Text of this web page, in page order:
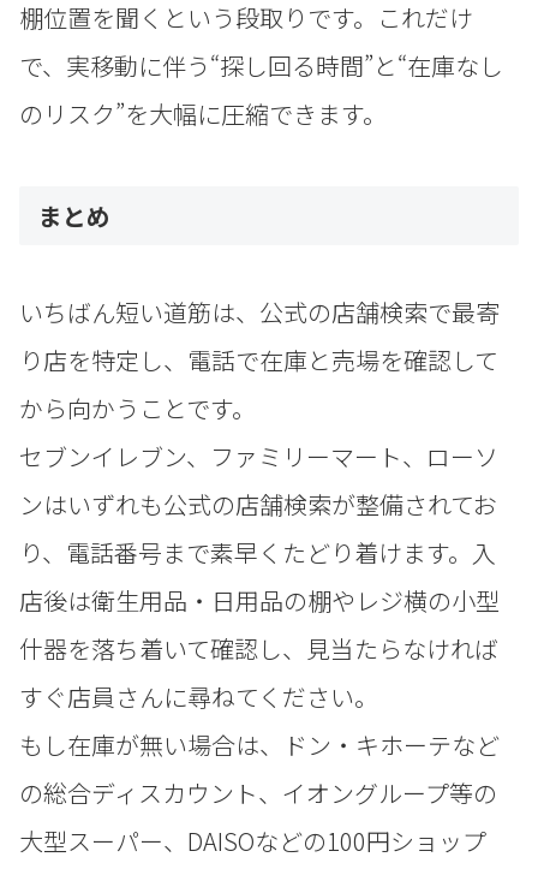
棚位置を聞くという段取りです。これだけ
で、実移動に伴う“探し回る時間”と“在庫なし
のリスク”を大幅に圧縮できます。
まとめ
いちばん短い道筋は、公式の店舗検索で最寄
り店を特定し、電話で在庫と売場を確認して
から向かうことです。
セブンイレブン、ファミリーマート、ローソ
ンはいずれも公式の店舗検索が整備されてお
り、電話番号まで素早くたどり着けます。入
店後は衛生用品・日用品の棚やレジ横の小型
什器を落ち着いて確認し、見当たらなければ
すぐ店員さんに尋ねてください。
もし在庫が無い場合は、ドン・キホーテなど
の総合ディスカウント、イオングループ等の
大型スーパー、DAISOなどの100円ショップ